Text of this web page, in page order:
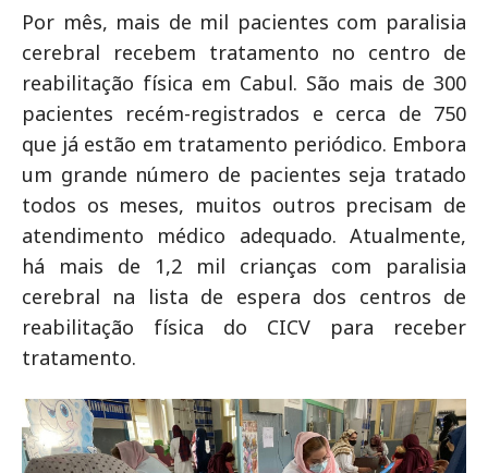
Por mês, mais de mil pacientes com paralisia
cerebral recebem tratamento no centro de
reabilitação física em Cabul. São mais de 300
pacientes recém-registrados e cerca de 750
que já estão em tratamento periódico. Embora
um grande número de pacientes seja tratado
todos os meses, muitos outros precisam de
atendimento médico adequado. Atualmente,
há mais de 1,2 mil crianças com paralisia
cerebral na lista de espera dos centros de
reabilitação física do CICV para receber
tratamento.